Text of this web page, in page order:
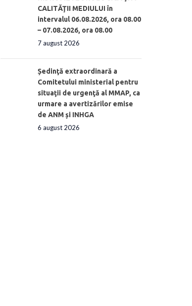
CALITĂŢII MEDIULUI în
intervalul 06.08.2026, ora 08.00
– 07.08.2026, ora 08.00
7 august 2026
Ședinţă extraordinară a
Comitetului ministerial pentru
situaţii de urgenţă al MMAP, ca
urmare a avertizărilor emise
de ANM și INHGA
6 august 2026